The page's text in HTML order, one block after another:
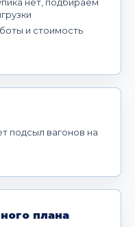
и стоимость
подсыл вагонов на
плана